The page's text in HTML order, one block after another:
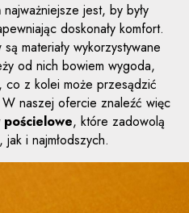
najważniejsze jest, by były
doskonały komfort.
materiały wykorzystywane
od nich bowiem wygoda,
co z kolei może przesądzić
naszej ofercie znaleźć więc
, które zadowolą
i najmłodszych.